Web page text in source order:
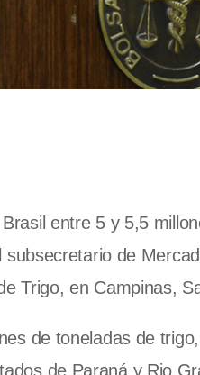
entre 5 y 5,5
de
Trigo, en Campinas,
de toneladas de
de Paraná y Rio